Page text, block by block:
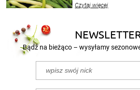
nasze propozycje!
Czytaj więcej
Bądź na bieżąco – wysyłamy